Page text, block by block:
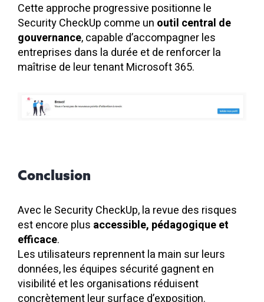
Cette approche progressive positionne le
Security CheckUp comme un outil central de
gouvernance, capable d’accompagner les
entreprises dans la durée et de renforcer la
maîtrise de leur tenant Microsoft 365.
Conclusion
Avec le Security CheckUp, la revue des risques
est encore plus accessible, pédagogique et
efficace.
Les utilisateurs reprennent la main sur leurs
données, les équipes sécurité gagnent en
visibilité et les organisations réduisent
concrètement leur surface d’exposition.